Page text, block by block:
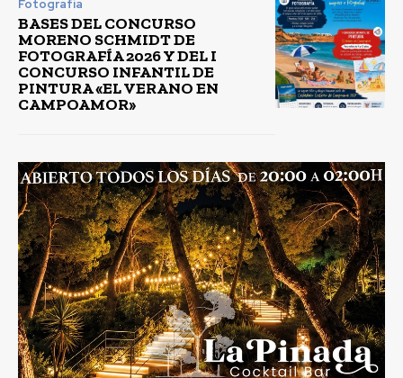
Fotografía
BASES DEL CONCURSO
MORENO SCHMIDT DE
FOTOGRAFÍA 2026 Y DEL I
CONCURSO INFANTIL DE
PINTURA «EL VERANO EN
CAMPOAMOR»